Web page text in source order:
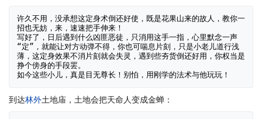
许久不用，没承想这定身术倒还好使，既是花果山来的故人，教你一
招也无妨，来，速速把手伸来！
写好了，日后遇到什么凶匪恶徒，只消用这手一指，心里默念一声
“定”，就能让对方动弹不得，你也可喘息片刻，只是小老儿道行浅
薄，这定身效果不消片刻就会失灵，遇到些夯货倒还好用，你权当是
挣个傍身的手段罢。
到达林外土地庙，土地会把天命人变成金蝉：